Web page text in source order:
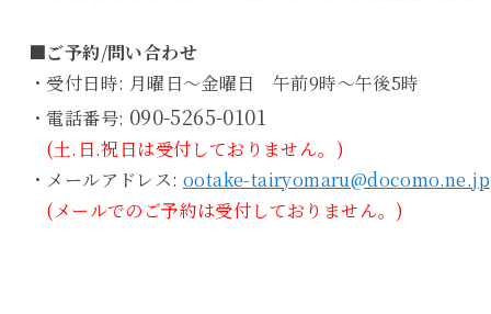
■ご予約/問い合わせ
・受付日時: 月曜日～金曜日 午前9時～午後5時
・電話番号: 090-5265-0101
(土.日.祝日は受付しておりません。)
・メールアドレス: ootake-tairyomaru@docomo.ne.jp
(メールでのご予約は受付しておりません。)